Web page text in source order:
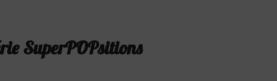
SuperPOPsitions